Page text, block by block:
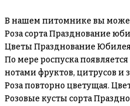
В нашем питомнике вы
Роза сорта Празднование
Цветы Празднование Юбилея
По мере роспуска
нотами фруктов, цитрусов и
Роза повторно цветущая.
Розовые кусты сорта